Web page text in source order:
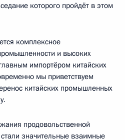
которого пройдёт в этом
комплексное
и высоких
импортёром китайских
мы приветствуем
китайских промышленных
продовольственной
значительные взаимные